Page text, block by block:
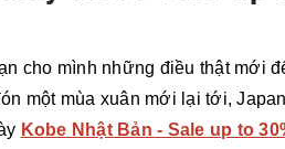
cho mình những điều thật mới
một mùa xuân mới lại tới,
Kobe Nhật Bản - Sale up to